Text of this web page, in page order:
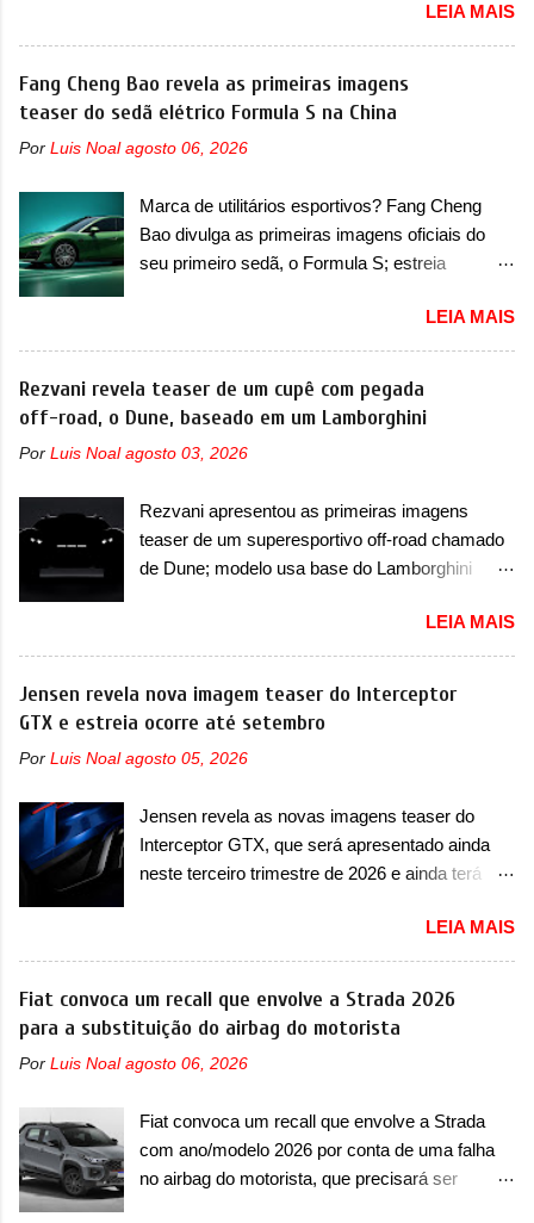
nada os primeiros consumidores). Pelas
imagens teaser, se percebe que o sedã contará
com um novo para-choque na dianteira. Ele
passa a trazer um vinco horizontal mais
destacado que atravessa toda a dianteira do
faróis. Ele ainda possui um espaço para a placa
novo abaixo do vinco e uma nova entrada de ar
inferio...
apresentar na China as primeiras mudanças
para o Z20, um misto de hatch com SUV que é
vendido no mercado chinês desde o
lançamento, em 2024. Agora, o modelo passará
mudará de nome. Vendido na Europa como 02
vendido na China apenas como ‘20’. Junto das
mudanças visuais, a marca confirmou que ele
pode ser um dos primeiros produtos da
Chamado de ’16 em 1’, também chamado de
Thunder, ele apresenta uma melhoria de
eficiência térmica e integra 12 elementos de
hardware. Entre eles, motor elétrico, controlador
de motor, redutor, conversor CC-CC, OBC,
de pré-carga e gateway de domínio de energia.
Há mais quatro recursos de software como
gerenciamento...
LEIA MAIS
Fang Cheng Bao revela as primeiras imagens
teaser do sedã elétrico Formula S na China
Por Luis Noal agosto 06, 2026
Marca de utilitários esportivos? Fang Cheng
Bao divulga as primeiras imagens oficiais do
seu primeiro sedã, o Formula S; estreia
como uma marca com utilitários esportivos, a
Fang Cheng Bao nasceu como uma empresa
voltada a desenvolver utilitários esportivos com
uma pegada mais off-road. E isso funcionou
muito bem com o lançamento dos modelos Bao
5 e Bao 8, além do Tai 3 e Tai 7. Agora, a marca
de... sedãs. Antecipado por imagens teaser, o
Formula S será o primeiro três volumes da
Fang Cheng Bao, que parece se perder na sua
marca divulgou algumas imagens externas e
informações sobre o sedã, que terá seu
lançamento ainda neste ano de 2026. Em
termos de design, o Formula S segue
basicamente as mesmas linhas do conceito
aconteceu no primeiro semestre. Na dianteira, o
sedã conta com faróis mais quadrados e
compactos, com luzes ...
LEIA MAIS
Rezvani revela teaser de um cupê com pegada
off-road, o Dune, baseado em um Lamborghini
Por Luis Noal agosto 03, 2026
Rezvani apresentou as primeiras imagens
teaser de um superesportivo off-road chamado
de Dune; modelo usa base do Lamborghini
apresentou as primeiras imagens teaser de um
novo superesportivo que vai oferecer aos seus
consumidores. Trata-se do Dune, um cupê
superesportivo que terá uma proposta off-road
tiveram, como o Porsche 911 Dakar e o...
italiano tem grande parte no desenvolvimento
do Dune. Baseado no Huracán, o Dune nasce
com uma proposta similar ao que a marca
característico da Rezvani. Junto com as
imagens, a marca já confirmou que o Dune será
um carro muito exclusivo. Ao todo, serão
apenas sete unidades produzidas... para todo
equipado com um motor V10 Supercharger
capaz de desenvolver cerca de 800cv que
separou a performance exótica da aventura i...
LEIA MAIS
Jensen revela nova imagem teaser do Interceptor
GTX e estreia ocorre até setembro
Por Luis Noal agosto 05, 2026
Jensen revela as novas imagens teaser do
Interceptor GTX, que será apresentado ainda
neste terceiro trimestre de 2026 e ainda terá
International Automotive (abreviação de JIA)
apresentou uma nova imagem teaser que
mostra como será o Interceptor GTX, o
esportivo que recolocará a marca no mercado.
O granturismo (GT) apareceu em uma nova
imagem de traseira, onde ele aparece o para-
esportivo será apresentado no terceiro trimestre
de 2026, ou seja, acontecerá entre os meses de
julho e setembro (e já estamos em agosto), ou
LEIA MAIS
Fiat convoca um recall que envolve a Strada 2026
para a substituição do airbag do motorista
Por Luis Noal agosto 06, 2026
Fiat convoca um recall que envolve a Strada
com ano/modelo 2026 por conta de uma falha
no airbag do motorista, que precisará ser